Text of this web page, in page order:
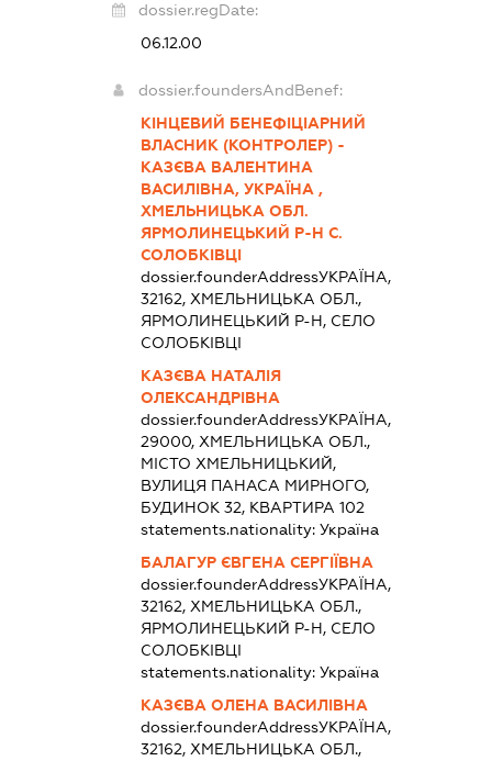
dossier.regDate:
06.12.00
dossier.foundersAndBenef:
КІНЦЕВИЙ БЕНЕФІЦІАРНИЙ
ВЛАСНИК (КОНТРОЛЕР) -
КАЗЄВА ВАЛЕНТИНА
ВАСИЛІВНА, УКРАЇНА ,
ХМЕЛЬНИЦЬКА ОБЛ.
ЯРМОЛИНЕЦЬКИЙ Р-Н С.
СОЛОБКІВЦІ
dossier.founderAddressУКРАЇНА,
32162, ХМЕЛЬНИЦЬКА ОБЛ.,
ЯРМОЛИНЕЦЬКИЙ Р-Н, СЕЛО
СОЛОБКІВЦІ
КАЗЄВА НАТАЛІЯ
ОЛЕКСАНДРІВНА
dossier.founderAddressУКРАЇНА,
29000, ХМЕЛЬНИЦЬКА ОБЛ.,
МІСТО ХМЕЛЬНИЦЬКИЙ,
ВУЛИЦЯ ПАНАСА МИРНОГО,
БУДИНОК 32, КВАРТИРА 102
statements.nationality:Україна
БАЛАГУР ЄВГЕНА СЕРГІЇВНА
dossier.founderAddressУКРАЇНА,
32162, ХМЕЛЬНИЦЬКА ОБЛ.,
ЯРМОЛИНЕЦЬКИЙ Р-Н, СЕЛО
СОЛОБКІВЦІ
statements.nationality:Україна
КАЗЄВА ОЛЕНА ВАСИЛІВНА
dossier.founderAddressУКРАЇНА,
32162, ХМЕЛЬНИЦЬКА ОБЛ.,